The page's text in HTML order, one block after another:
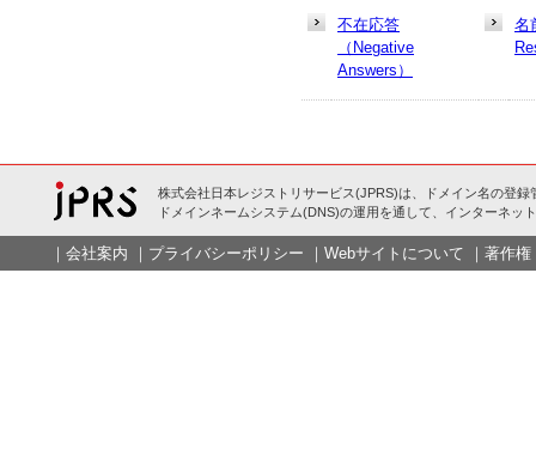
不在応答
（Negative
Answers）
名
株式会社日本レジストリサービス(JPRS)は、ドメイン名の登録
ドメインネームシステム(DNS)の運用を通して、インターネッ
｜ 会社案内 ｜ プライバシーポリシー ｜ Webサイトについて ｜ 著作権